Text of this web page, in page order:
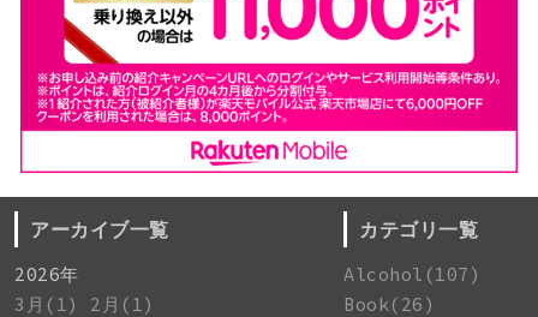
アーカイブ一覧
2026年
3月(1)
2月(1)
カテゴリ一覧
Alcohol(107)
Book(26)